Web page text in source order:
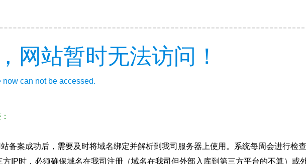
网站暂时无法访问！
now can not be accessed.
备案成功后，需要及时将域名绑定并解析到我司服务器上使用。系统每周会进行检
IP时，必须确保域名在我司注册（域名在我司但外部入库到第三方平台的不算）或